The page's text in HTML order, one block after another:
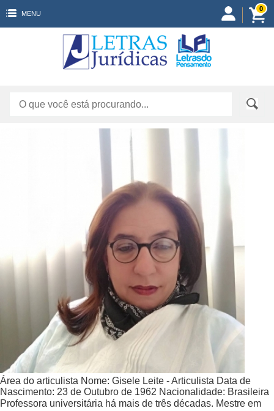
MENU
0
Área do articulista Nome: Gisele Leite - Articulista Data de
Nascimento: 23 de Outubro de 1962 Nacionalidade: Brasileira
Professora universitária há mais de três décadas. Mestre em